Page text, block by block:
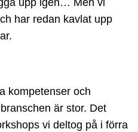
upp igen… Men vi
har redan kavlat upp
kompetenser och
är stor. Det
vi deltog på i förra